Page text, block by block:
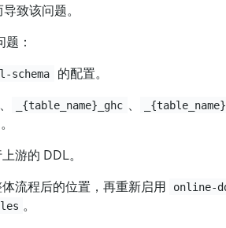
导致该问题。
：
schema 的配置。
_{table_name}_ghc
游的 DDL。
流程后的位置，再重新启用 online-
。